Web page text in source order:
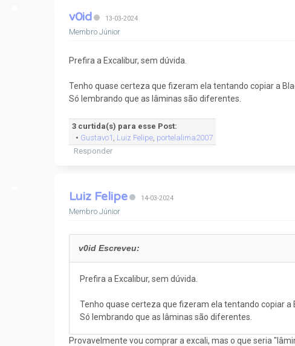
v0id 13-03-2024
Membro Júnior
Prefira a Excalibur, sem dúvida.
Tenho quase certeza que fizeram ela tentando copiar a
Só lembrando que as lâminas são diferentes.
3 curtida(s) para esse Post:
• Gustavo1 , Luiz Felipe, portelalima2007
Responder
Luiz Felipe 14-03-2024
Membro Júnior
v0id Escreveu:
Prefira a Excalibur, sem dúvida.
Tenho quase certeza que fizeram ela tentando copiar
Só lembrando que as lâminas são diferentes.
Provavelmente vou comprar a excali, mas o que seria